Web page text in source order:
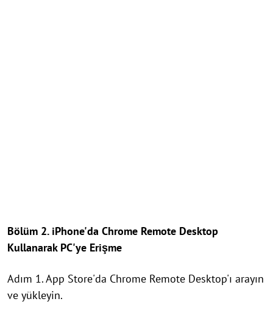
Bölüm 2. iPhone'da Chrome Remote Desktop
Kullanarak PC'ye Erişme
Adım 1. App Store'da Chrome Remote Desktop'ı arayın
ve yükleyin.